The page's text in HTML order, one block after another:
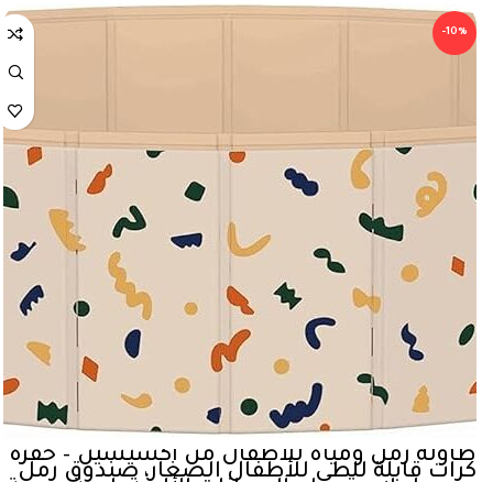
-10%
طاولة رمل ومياه للأطفال من اكسيسين – حفرة
كرات قابلة للطي للأطفال الصغار، صندوق رمل